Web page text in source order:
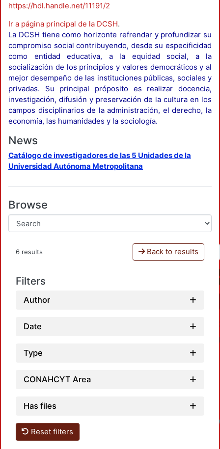
https://hdl.handle.net/11191/2
Ir a página principal de la DCSH.
La DCSH tiene como horizonte refrendar y profundizar su
compromiso social contribuyendo, desde su especificidad
como entidad educativa, a la equidad social, a la
socialización de los principios y valores democráticos y al
mejor desempeño de las instituciones públicas, sociales y
privadas. Su principal próposito es realizar docencia,
investigación, difusión y preservación de la cultura en los
campos disciplinarios de la administración, el derecho, la
economía, las humanidades y la sociología.
News
Catálogo de investigadores de las 5 Unidades de la
Universidad Autónoma Metropolitana
Browse
6 results Back to results
Filters
Author
Date
Type
CONAHCYT Area
Has files
Reset filters